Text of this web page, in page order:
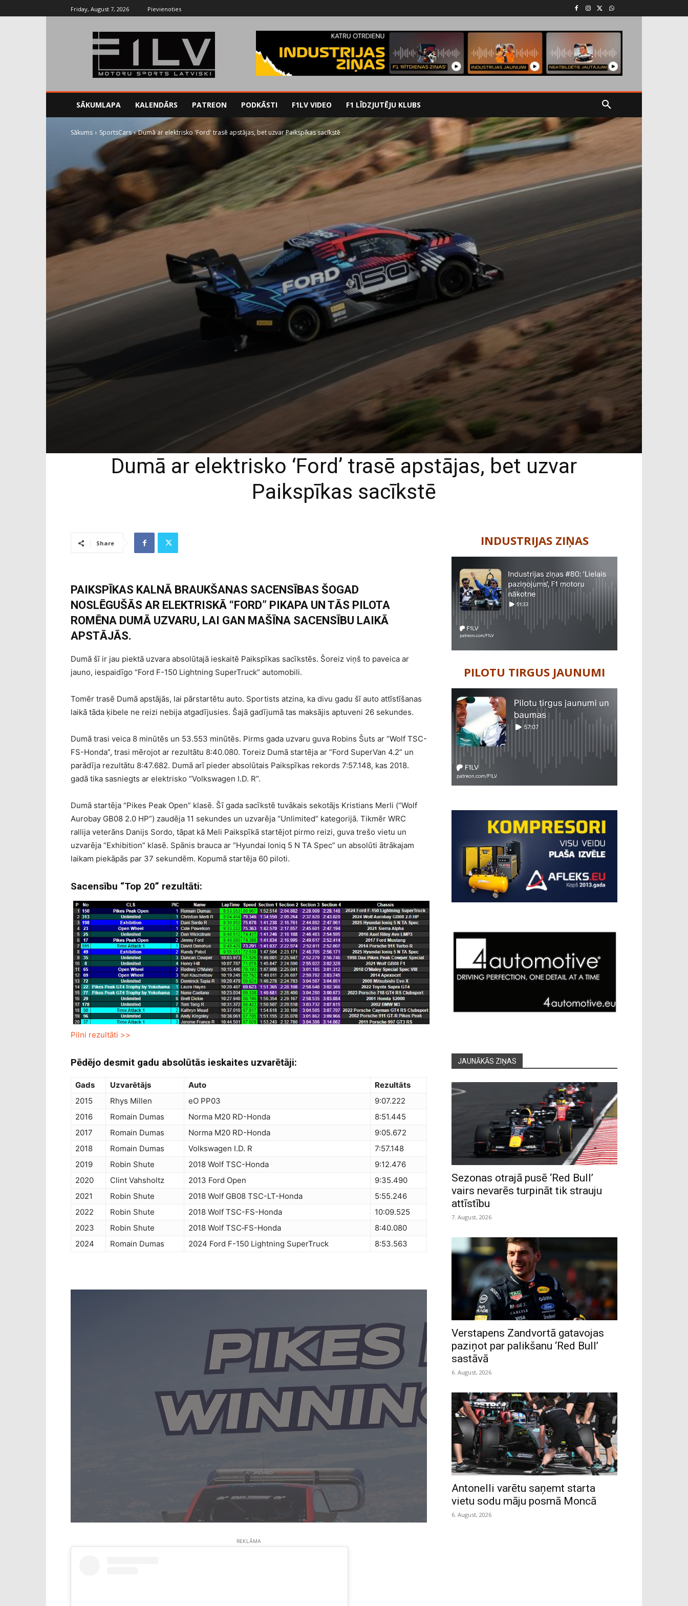
Friday, August 7, 2026 Pievienoties
SĀKUMLAPA KALENDĀRS PATREON PODKĀSTI F1LV VIDEO F1 LĪDZJUTĒJU KLUBS
Sākums SportsCars Dumā ar elektrisko 'Ford' trasē apstājas, bet uzvar Paikspīkas sacīkstē
Dumā ar elektrisko ‘Ford’ trasē apstājas, bet uzvar
Paikspīkas sacīkstē
Share
PAIKSPĪKAS KALNĀ BRAUKŠANAS SACENSĪBAS ŠOGAD
NOSLĒGUŠĀS AR ELEKTRISKĀ “FORD” PIKAPA UN TĀS PILOTA
ROMĒNA DUMĀ UZVARU, LAI GAN MAŠĪNA SACENSĪBU LAIKĀ
APSTĀJĀS.
Dumā šī ir jau piektā uzvara absolūtajā ieskaitē Paikspīkas sacīkstēs. Šoreiz viņš to paveica ar
jauno, iespaidīgo “Ford F-150 Lightning SuperTruck” automobili.
Tomēr trasē Dumā apstājās, lai pārstartētu auto. Sportists atzina, ka divu gadu šī auto attīstīšanas
laikā tāda ķibele ne reizi nebija atgadījusies. Šajā gadījumā tas maksājis aptuveni 26 sekundes.
Dumā trasi veica 8 minūtēs un 53.553 minūtēs. Pirms gada uzvaru guva Robins Šuts ar “Wolf TSC-
FS-Honda”, trasi mērojot ar rezultātu 8:40.080. Toreiz Dumā startēja ar “Ford SuperVan 4.2” un
parādīja rezultātu 8:47.682. Dumā arī pieder absolūtais Paikspīkas rekords 7:57.148, kas 2018.
gadā tika sasniegts ar elektrisko “Volkswagen I.D. R”.
Dumā startēja “Pikes Peak Open” klasē. Šī gada sacīkstē tuvākais sekotājs Kristians Merli (“Wolf
Aurobay GB08 2.0 HP”) zaudēja 11 sekundes un uzvarēja “Unlimited” kategorijā. Tikmēr WRC
rallija veterāns Danijs Sordo, tāpat kā Meli Paikspīkā startējot pirmo reizi, guva trešo vietu un
uzvarēja “Exhibition” klasē. Spānis brauca ar “Hyundai Ioniq 5 N TA Spec” un absolūti ātrākajam
laikam piekāpās par 37 sekundēm. Kopumā startēja 60 piloti.
Sacensību “Top 20” rezultāti:
Pilni rezultāti >>
Pēdējo desmit gadu absolūtās ieskaites uzvarētāji:
Gads Uzvarētājs Auto
Rezultāts
2015
Rhys Millen eO PP03
9:07.222
2016
Romain Dumas Norma M20 RD-Honda
8:51.445
2017
Romain Dumas Norma M20 RD-Honda
9:05.672
2018
Romain Dumas Volkswagen I.D. R
7:57.148
2019
Robin Shute 2018 Wolf TSC-Honda
9:12.476
2020
Clint Vahsholtz 2013 Ford Open
9:35.490
2021
Robin Shute 2018 Wolf GB08 TSC-LT-Honda
5:55.246
2022
Robin Shute 2018 Wolf TSC-FS-Honda
10:09.525
2023
Robin Shute 2018 Wolf TSC‑FS-Honda
8:40.080
2024
Romain Dumas 2024 Ford F-150 Lightning SuperTruck 8:53.563
REKLĀMA
INDUSTRIJAS ZIŅAS
PILOTU TIRGUS JAUNUMI
JAUNĀKĀS ZIŅAS
Sezonas otrajā pusē ‘Red Bull’
vairs nevarēs turpināt tik strauju
attīstību
7. August, 2026
Verstapens Zandvortā gatavojas
paziņot par palikšanu ‘Red Bull’
sastāvā
6. August, 2026
Antonelli varētu saņemt starta
vietu sodu māju posmā Moncā
6. August, 2026